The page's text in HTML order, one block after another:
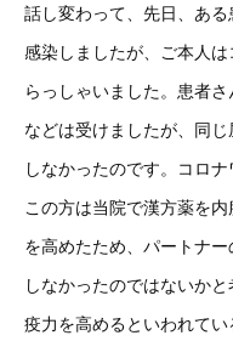
話し変わって、先日、あ
感染しましたが、ご本人
らっしゃいました。患者
などは受けましたが、同
しなかったのです。コロ
この方は当院で漢方薬を
を高めたため、パートナ
しなかったのではないか
疫力を高めるといわれて